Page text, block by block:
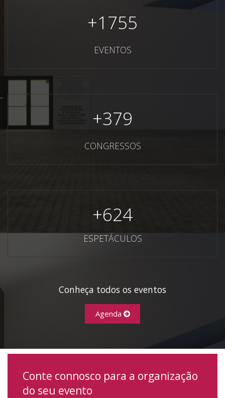
+1755
EVENTOS
+379
CONGRESSOS
+624
ESPETÁCULOS
Conheça todos os eventos
Agenda
Conte connosco para a organização
do seu evento